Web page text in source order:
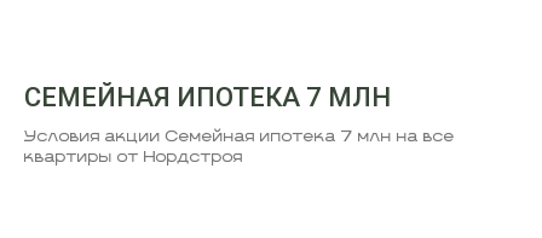
СЕМЕЙНАЯ ИПОТЕКА 7 МЛН
Условия акции Семейная ипотека 7 млн на все
квартиры от Нордстроя